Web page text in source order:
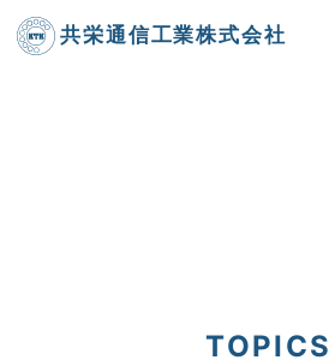
共栄通信工業株式会社
TOPICS